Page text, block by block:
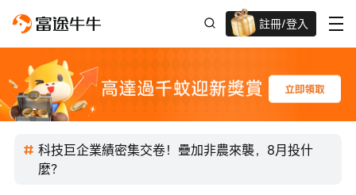
註冊/登入
迎新驚喜賞 股票/BTC等任你揀!
科技巨企業績密集交卷！疊加非農來襲，8月投什
麼？